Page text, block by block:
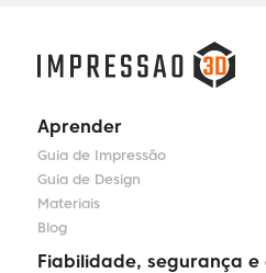
Aprender
Guia de Impressão
Guia de Design
Materiais
Blog
Fiabilidade, segurança e